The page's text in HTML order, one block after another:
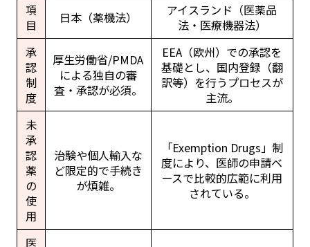
項
目
日本（薬機法）
アイスランド（医薬品
法・医療機器法）
承
認
制
度
厚生労働省/PMDA
による独自の審
査・承認が必須。
EEA（欧州）での承認を
基礎とし、国内登録（翻
訳等）を行うプロセスが
主流。
未
承
認
薬
の
使
用
治験や個人輸入な
ど限定的で手続き
が煩雑。
「Exemption Drugs」制
度により、医師の申請ベ
ースで比較的広範に利用
されている。
医